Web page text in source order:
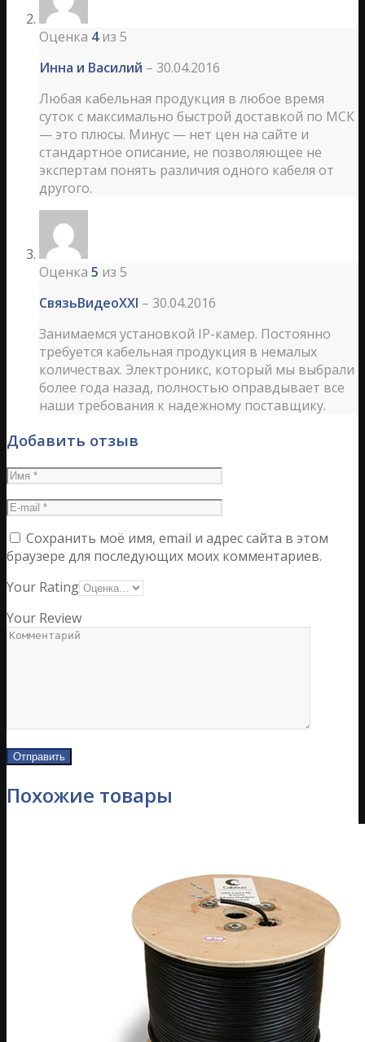
Оценка 4из 5
Инна и Василий – 30.04.2016
Любая кабельная продукция в любое время
суток с максимально быстрой доставкой по МСК
— это плюсы. Минус — нет цен на сайте и
стандартное описание, не позволяющее не
экспертам понять различия одного кабеля от
другого.
Оценка 5 из 5
СвязьВидеоXXІ – 30.04.2016
Занимаемся установкой IP-камер. Постоянно
требуется кабельная продукция в немалых
количествах. Электроникс, который мы выбрали
более года назад, полностью оправдывает все
наши требования к надежному поставщику.
Добавить отзыв
Сохранить моё имя, email и адрес сайта в этом
браузере для последующих моих комментариев.
Your Rating
Your Review
Похожие товары